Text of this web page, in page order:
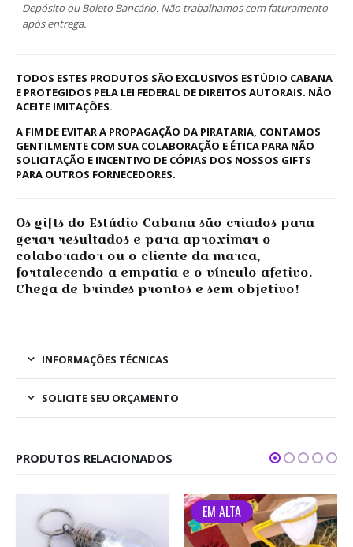
Depósito ou Boleto Bancário. Não trabalhamos com faturamento
após entrega.
TODOS ESTES PRODUTOS SÃO EXCLUSIVOS ESTÚDIO CABANA
E PROTEGIDOS PELA LEI FEDERAL DE DIREITOS AUTORAIS. NÃO
ACEITE IMITAÇÕES.
A FIM DE EVITAR A PROPAGAÇÃO DA PIRATARIA, CONTAMOS
GENTILMENTE COM SUA COLABORAÇÃO E ÉTICA PARA NÃO
SOLICITAÇÃO E INCENTIVO DE CÓPIAS DOS NOSSOS GIFTS
PARA OUTROS FORNECEDORES.
Os gifts do Estúdio Cabana são criados para
gerar resultados e para aproximar o
colaborador ou o cliente da marca,
fortalecendo a empatia e o vínculo afetivo.
Chega de brindes prontos e sem objetivo!
INFORMAÇÕES TÉCNICAS
SOLICITE SEU ORÇAMENTO
PRODUTOS RELACIONADOS
EM ALTA